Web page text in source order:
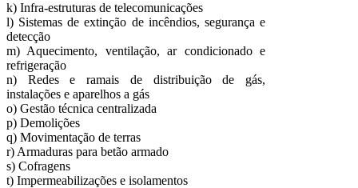
k) Infra-estruturas de telecomunicações
l) Sistemas de extinção de incêndios, segurança e
detecção
m) Aquecimento, ventilação, ar condicionado e
refrigeração
n) Redes e ramais de distribuição de gás,
instalações e aparelhos a gás
o) Gestão técnica centralizada
p) Demolições
q) Movimentação de terras
r) Armaduras para betão armado
s) Cofragens
t) Impermeabilizações e isolamentos